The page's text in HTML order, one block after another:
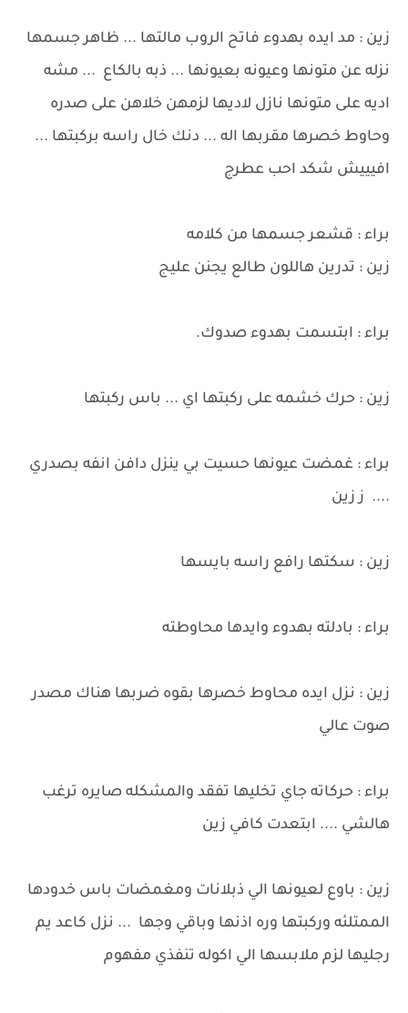
زين : مد ايده بهدوء فاتح الروب مالتها ... ظاهر جسمها
نزله عن متونها وعيونه بعيونها ... ذبه بالكاع ... مشه
اديه على متونها نازل لاديها لزمهن خلاهن على صدره
وحاوط خصرها مقربها اله ... دنك خال راسه بركبتها ...
افيييش شكد احب عطرج
براء : قشعر جسمها من كلامه
زين : تدرين هاللون طالع يجنن عليج
براء : ابتسمت بهدوء صدوك.
زين : حرك خشمه على ركبتها اي ... باس ركبتها
براء : غمضت عيونها حسيت بي ينزل دافن انفه بصدري
.... ز زين
زين : سكتها رافع راسه بايسها
براء : بادلته بهدوء وايدها محاوطته
زين : نزل ايده محاوط خصرها بقوه ضربها هناك مصدر
صوت عالي
براء : حركاته جاي تخليها تفقد والمشكله صايره ترغب
هالشي .... ابتعدت كافي زين
زين : باوع لعيونها الي ذبلانات ومغمضات باس خدودها
الممتلئه وركبتها وره اذنها وباقي وجها ... نزل كاعد يم
رجليها لزم ملابسها الي اكوله تنفذي مفهوم